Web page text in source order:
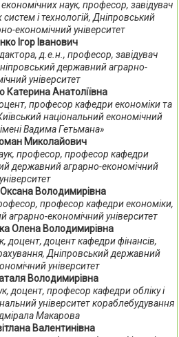
наук, професор, завідувач
і технологій, Дніпровський
економічний університет
Ігор Іванович
д.е.н., професор, завідувач
державний аграрно-
університет
Анатоліївна
професор кафедри економіки та
національний економічний
Вадима Гетьмана»
Миколайович
професор, професор кафедри
державний аграрно-економічний
університет
Володимирівна
професор кафедри економіки,
аграрно-економічний університет
Олена Володимирівна
доцент, доцент кафедри фінансів,
Дніпровський державний
університет
Володимирівна
доцент, професор кафедри обліку і
університет кораблебудування
Макарова
Валентинівна